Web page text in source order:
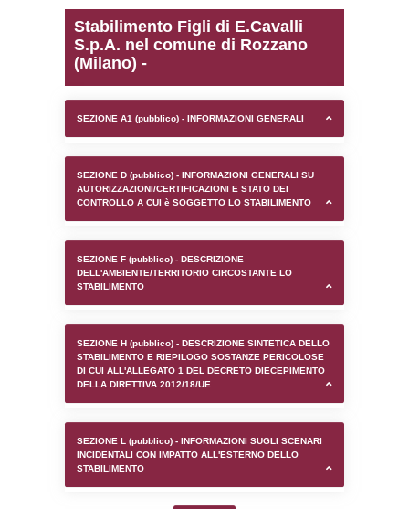
0.00020098686218262
sql: SELECT `tablename`, `userlevelid`,
executionMS: 0.0010669231414795
Stabilimento Figli di
S.p.A. nel comune di
(Milano) -
SEZIONE A1 (pubblico) - INFORMAZIONI
SEZIONE D (pubblico) - INFORMAZIONI